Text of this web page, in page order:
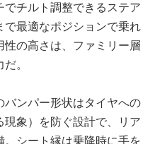
チルト調整できるステア
で最適なポジションで乗れ
性の高さは、ファミリー層
。
ンパー形状はタイヤへの
象）を防ぐ設計で、リア
シート縁は乗降時に手を